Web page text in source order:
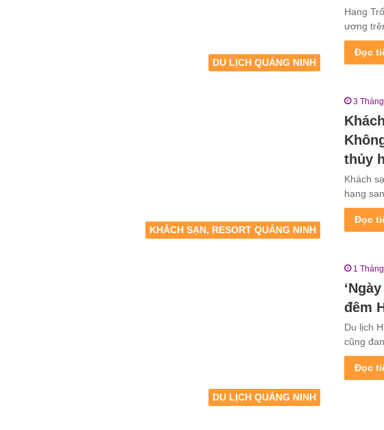
DU LỊCH QUẢNG NINH
Hang
ương
Đọc
KHÁCH SẠN, RESORT QUẢNG NINH
3
thủy
Khách
hạng
Đọc
DU LỊCH QUẢNG NINH
1
đêm
Du lịch
cũng
Đọc